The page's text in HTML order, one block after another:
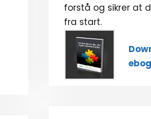
forstå og sikrer at
fra start.